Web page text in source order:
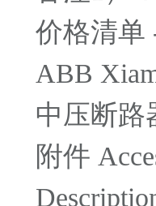
价格清单
ABB
中压断路
附件